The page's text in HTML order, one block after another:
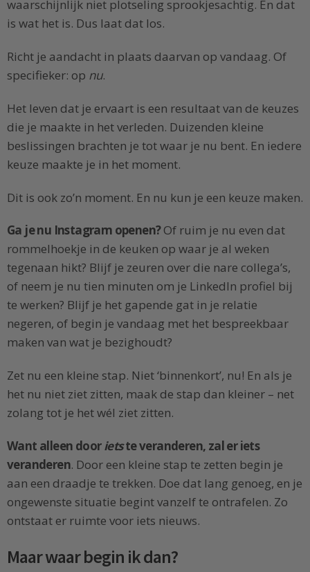
waarschijnlijk niet plotseling sprookjesachtig. En dat
is wat het is. Dus laat dat los.
Richt je aandacht in plaats daarvan op vandaag. Of
specifieker: op nu.
Het leven dat je ervaart is een resultaat van de keuzes
die je maakte in het verleden. Duizenden kleine
beslissingen brachten je tot waar je nu bent. En iedere
keuze maakte je in het moment.
Dit is ook zo’n moment. En nu kun je een keuze maken.
Ga je nu Instagram openen?Of ruim je nu even dat
rommelhoekje in de keuken op waar je al weken
tegenaan hikt? Blijf je zeuren over die nare collega’s,
of neem je nu tien minuten om je LinkedIn profiel bij
te werken? Blijf je het gapende gat in je relatie
negeren, of begin je vandaag met het bespreekbaar
maken van wat je bezighoudt?
Zet nu een kleine stap. Niet ‘binnenkort’, nu! En als je
het nu niet ziet zitten, maak de stap dan kleiner – net
zolang tot je het wél ziet zitten.
Want alleen doorietste veranderen, zal er iets
veranderen. Door een kleine stap te zetten begin je
aan een draadje te trekken. Doe dat lang genoeg, en je
ongewenste situatie begint vanzelf te ontrafelen. Zo
ontstaat er ruimte voor iets nieuws.
Maar waar begin ik dan?